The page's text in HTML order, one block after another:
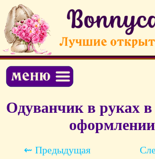
Одуванчик в руках
⇜ Предыдущая